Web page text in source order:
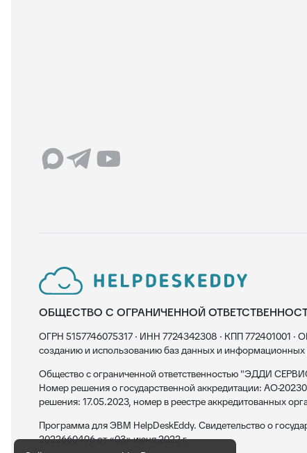
ОБЩЕСТВО С ОГРАНИЧЕННОЙ
ОГРН 5157746075317 · ИНН 7724342308 · КПП 772401001 ·
созданию и использованию баз данных и информационных
Общество с ограниченной ответственностью "ЭДДИ
Номер решения о государственной аккредитации: АО-
решения: 17.05.2023, номер в реестре аккредитованных
Программа для ЭВМ HelpDeskEddy. Свидетельство о
2022660496 от «03» июня 2022 г.